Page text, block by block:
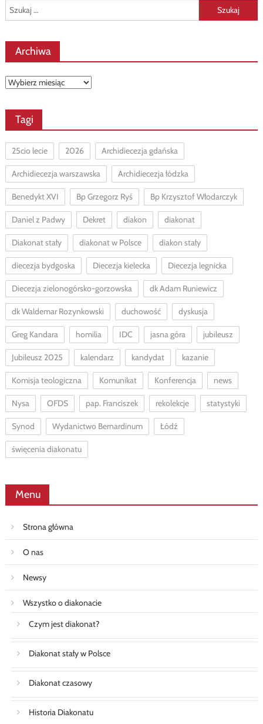
Szukaj:
Archiwa
Archiwa
Tagi
25cio lecie 2026 Archidiecezja gdańska
Archidiecezja warszawska Archidiecezja łódzka
Benedykt XVI Bp Grzegorz Ryś Bp Krzysztof Włodarczyk
Daniel z Padwy Dekret diakon diakonat
Diakonat stały diakonat w Polsce diakon stały
diecezja bydgoska Diecezja kielecka Diecezja legnicka
Diecezja zielonogórsko-gorzowska dk Adam Runiewicz
dk Waldemar Rozynkowski duchowość dyskusja
Greg Kandara homilia IDC jasna góra jubileusz
Jubileusz 2025 kalendarz kandydat kazanie
Komisja teologiczna Komunikat Konferencja news
Nysa OFDS pap. Franciszek rekolekcje statystyki
Synod Wydanictwo Bernardinum Łódź
święcenia diakonatu
Menu
Strona główna
O nas
Newsy
Wszystko o diakonacie
Czym jest diakonat?
Diakonat stały w Polsce
Diakonat czasowy
Historia Diakonatu